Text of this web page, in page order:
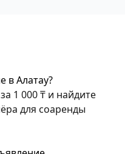
в Алатау?
1 000 ₸ и найдите
для соаренды